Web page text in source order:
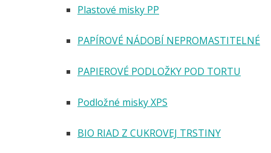
Plastové misky PP
PAPÍROVÉ NÁDOBÍ NEPROMASTITELNÉ
PAPIEROVÉ PODLOŽKY POD TORTU
Podložné misky XPS
BIO RIAD Z CUKROVEJ TRSTINY